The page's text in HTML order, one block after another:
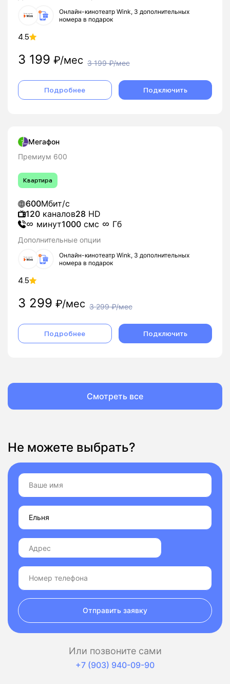
Не можете выбрать?
Отправить заявку
Или позвоните сами
+7 (903) 940-09-90
Онлайн-кинотеатр Wink, 3 дополнительных
номера в подарок
4.5
3 199 ₽/мес 3 199₽/мес
Подробнее Подключить
Мегафон
Премиум 600
Квартира
600Мбит/с
120 каналов28 HD
минут1000 смс Гб
Дополнительные опции
Онлайн-кинотеатр Wink, 3 дополнительных
номера в подарок
4.5
3 299 ₽/мес 3 299₽/мес
Подробнее Подключить
Смотреть все